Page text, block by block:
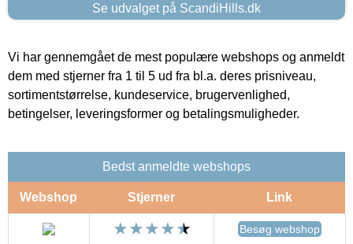
Se udvalget på ScandiHills.dk
Vi har gennemgået de mest populære webshops og anmeldt
dem med stjerner fra 1 til 5 ud fra bl.a. deres prisniveau,
sortimentstørrelse, kundeservice, brugervenlighed,
betingelser, leveringsformer og betalingsmuligheder.
Bedst anmeldte webshops
Webshop Stjerner Link
Besøg webshop